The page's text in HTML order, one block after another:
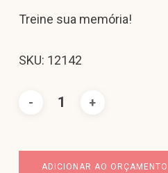
Treine sua memória!
SKU: 12142
ADICIONAR AO ORÇAMENTO